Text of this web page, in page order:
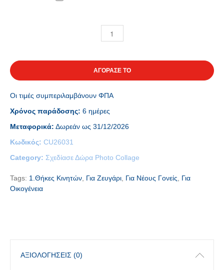
ΑΓΟΡΑΣΕ ΤΟ
Οι τιμές συμπεριλαμβάνουν ΦΠΑ
Χρόνος παράδοσης: 6 ημέρες
Μεταφορικά: Δωρεάν ως 31/12/2026
Κωδικός: CU26031
Category: Σχεδίασε Δώρα Photo Collage
Tags: 1.Θήκες Κινητών Για Ζευγάρι Για Νέους Γονείς
Για
Οικογένεια
ΑΞΙΟΛΟΓΉΣΕΙΣ (0)